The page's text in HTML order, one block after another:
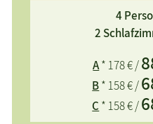
kinderfreundlich,
4
2
A* 178 € /
B* 158 € /
C * 158 € /